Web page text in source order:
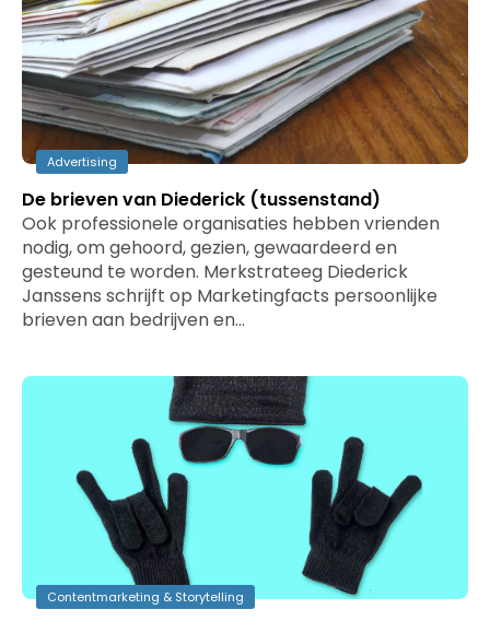
Advertising
De brieven van Diederick (tussenstand)
Ook professionele organisaties hebben vrienden
nodig, om gehoord, gezien, gewaardeerd en
gesteund te worden. Merkstrateeg Diederick
Janssens schrijft op Marketingfacts persoonlijke
brieven aan bedrijven en…
Contentmarketing & Storytelling